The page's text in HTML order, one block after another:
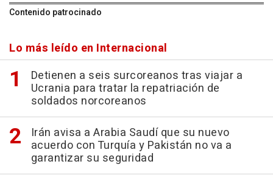
Contenido patrocinado
Lo más leído en Internacional
Detienen a seis surcoreanos tras viajar a
Ucrania para tratar la repatriación de
soldados norcoreanos
Irán avisa a Arabia Saudí que su nuevo
acuerdo con Turquía y Pakistán no va a
garantizar su seguridad